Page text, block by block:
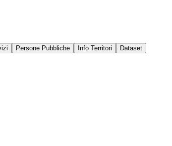
Persone Pubbliche Info Territori Dataset